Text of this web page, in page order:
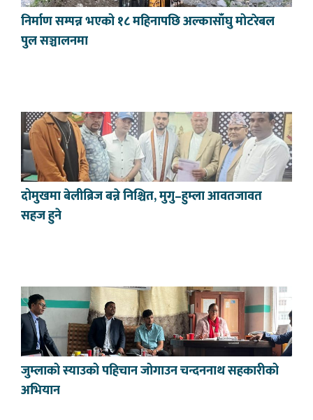
निर्माण सम्पन्न भएको १८ महिनापछि अल्कासाँघु मोटरेबल
पुल सञ्चालनमा
दोमुखमा बेलीब्रिज बन्ने निश्चित, मुगु–हुम्ला आवतजावत
सहज हुने
जुम्लाको स्याउको पहिचान जोगाउन चन्दननाथ सहकारीको
अभियान